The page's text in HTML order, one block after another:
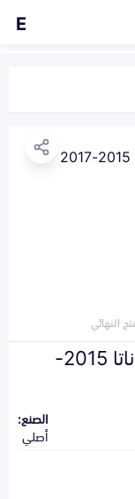
E
النهائي
شمعة امامي يمين هونداي سوناتا 2015-
الصنع:
أصلي